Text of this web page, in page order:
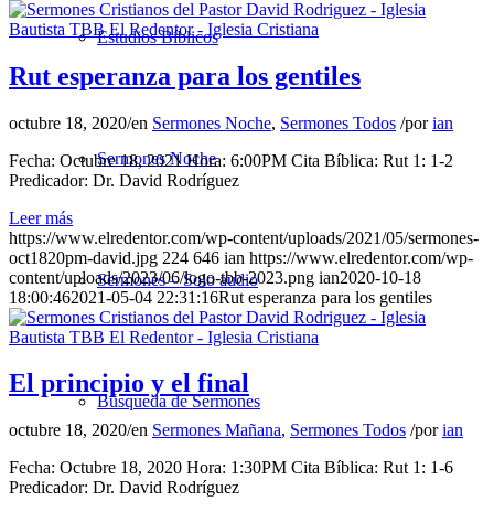
Estudios Bíblicos
Sermones Noche
Sermones – Solo audio
Búsqueda de Sermones
Rut esperanza para los gentiles
octubre 18, 2020/en Sermones Noche, Sermones Todos /porian
Fecha: Octubre 18, 2021 Hora: 6:00PM Cita Bíblica: Rut 1: 1-2
Predicador: Dr. David Rodríguez
Leer más
https://www.elredentor.com/wp-content/uploads/2021/05/sermones-
oct1820pm-david.jpg 224 646 ian https://www.elredentor.com/wp-
content/uploads/2023/06/logo-tbb-2023.png ian2020-10-18
18:00:462021-05-04 22:31:16Rut esperanza para los gentiles
El principio y el final
octubre 18, 2020/en Sermones Mañana, Sermones Todos /porian
Fecha: Octubre 18, 2020 Hora: 1:30PM Cita Bíblica: Rut 1: 1-6
Predicador: Dr. David Rodríguez